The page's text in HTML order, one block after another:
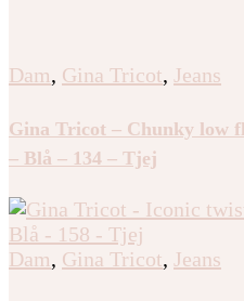
Dam, Gina Tricot, Jeans
Gina Tricot – Chunky low
– Blå – 134 – Tjej
Dam, Gina Tricot, Jeans